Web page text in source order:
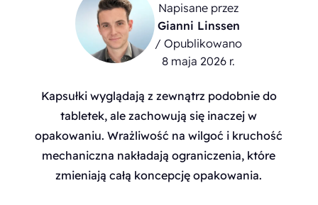
Napisane przez
Gianni Linssen
/ Opublikowano
8 maja 2026 r.
Kapsułki wyglądają z zewnątrz podobnie do
tabletek, ale zachowują się inaczej w
opakowaniu. Wrażliwość na wilgoć i kruchość
mechaniczna nakładają ograniczenia, które
zmieniają całą koncepcję opakowania.